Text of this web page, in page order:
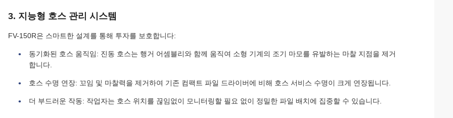
3. 지능형 호스 관리 시스템
FV-150R은 스마트한 설계를 통해 투자를 보호합니다:
동기화된 호스 움직임: 진동 호스는 행거 어셈블리와 함께 움직여 소형 기계의 조기 마모를 유발하는 마찰 지점을 제거
합니다.
호스 수명 연장: 꼬임 및 마찰력을 제거하여 기존 컴팩트 파일 드라이버에 비해 호스 서비스 수명이 크게 연장됩니다.
더 부드러운 작동: 작업자는 호스 위치를 끊임없이 모니터링할 필요 없이 정밀한 파일 배치에 집중할 수 있습니다.